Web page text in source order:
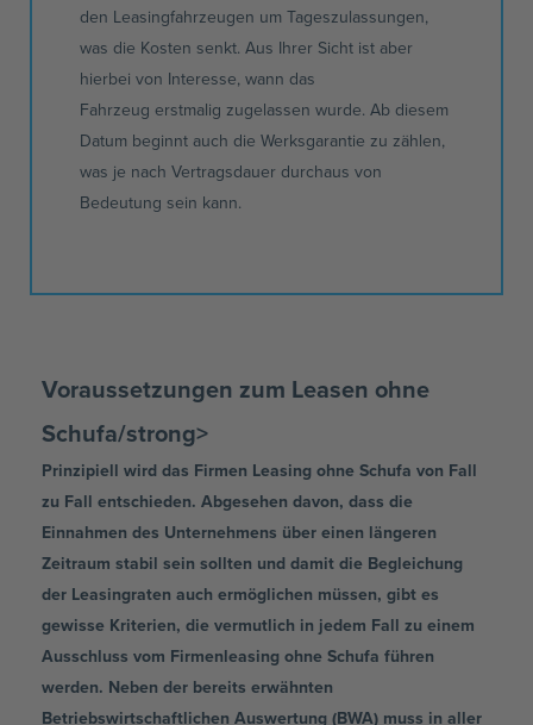
den Leasingfahrzeugen um Tageszulassungen,
was die Kosten senkt. Aus Ihrer Sicht ist aber
hierbei von Interesse, wann das
Fahrzeug erstmalig zugelassen wurde. Ab diesem
Datum beginnt auch dieWerksgarantie zu zählen,
was je nach Vertragsdauer durchaus von
Bedeutung sein kann.
Voraussetzungen zum Leasen ohne
Schufa/strong>
Prinzipiell wird das Firmen Leasing ohne Schufa von Fall
zu Fall entschieden. Abgesehen davon, dass die
Einnahmen des Unternehmens über einen längeren
Zeitraum stabil sein sollten und damit die Begleichung
der Leasingraten auch ermöglichen müssen, gibt es
gewisse Kriterien, die vermutlich in jedem Fall zu einem
Ausschluss vom Firmenleasing ohne Schufa führen
werden. Neben der bereits erwähnten
Betriebswirtschaftlichen Auswertung (BWA) muss in aller